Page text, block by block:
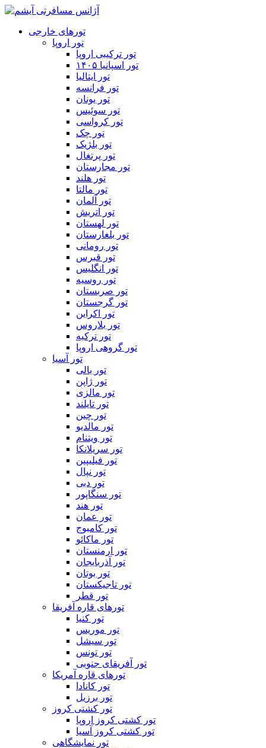
تورهای خارجی
تور اروپا
تور ترکیبی اروپا
تور اسپانیا ۱۴۰۵
تور ایتالیا
تور فرانسه
تور یونان
تور سوئیس
تور کرواسی
تور چک
تور بلژیک
تور پرتغال
تور مجارستان
تور هلند
تور مالتا
تور آلمان
تور اتریش
تور لهستان
تور بلغارستان
تور رومانی
تور قبرس
تور انگلیس
تور روسیه
تور صربستان
تور گرجستان
تور اکراین
تور بلاروس
تور ترکیه
تور گروهی اروپا
تور آسیا
تور بالی
تور ژاپن
تور مالزی
تور تایلند
تور چین
تور مالدیو
تور ویتنام
تور سریلانکا
تور فیلیپین
تور نپال
تور دبی
تور سنگاپور
تور هند
تور عمان
تور کامبوج
تور ماکائو
تور ارمنستان
تور آذربایجان
تور بوتان
تور تاجیکستان
تور قطر
تورهای قاره آفریقا
تور کنیا
تور موریس
تور سیشل
تور تونس
تور آفریقای جنوبی
تورهای قاره آمریکا
تور کانادا
تور برزیل
تور کشتی کروز
تور کشتی کروز اروپا
تور کشتی کروز آسیا
تور نمایشگاهی